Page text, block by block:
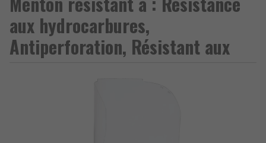
aux hydrocarbures,
Antiperforation, Résistant aux